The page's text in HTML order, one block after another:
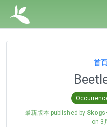
首
最新版本 published by
on 3